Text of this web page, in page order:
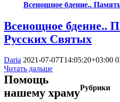
Всенощное бдение..
Всенощное бдение..
Русских Святых
Daria 2021-07-07T14:05:20+03:00
Читать дальше
Рубрики
Помощь
нашему храму